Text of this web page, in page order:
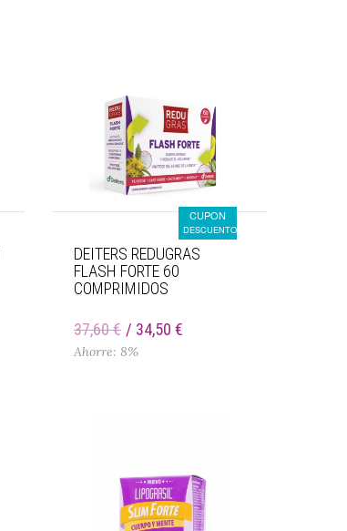
CUPON
DESCUENTO
DEITERS REDUGRAS
FLASH FORTE 60
COMPRIMIDOS
37,60 € 34,50 €
Ahorre: 8%